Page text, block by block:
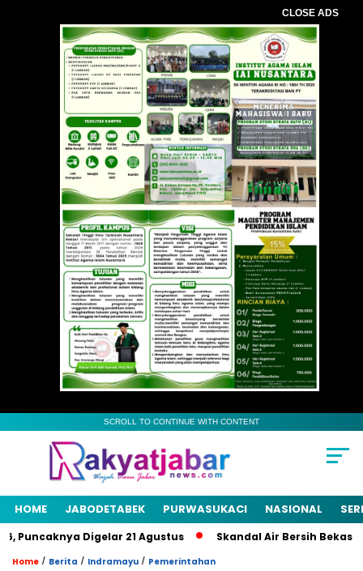
CLOSE ADS
SCROLL TO CONTINUE WITH CONTENT
HOME JABODETABEK PURWASUKACI NASIONAL
Digelar 21 Agustus Skandal Air Bersih Bekasi! 3
Home / Berita / Indramayu / Pemerintahan